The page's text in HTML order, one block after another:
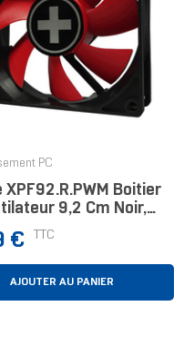
PC
XPF92.R.PWM Boitier
9,2 Cm Noir,
€ TTC
AJOUTER AU PANIER